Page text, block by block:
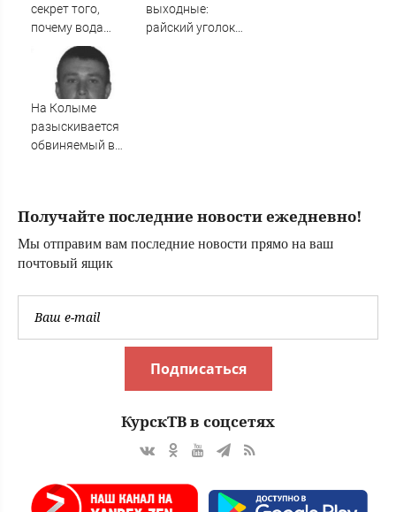
секрет того,
почему вода
проводит ток
выходные:
райский уголок
На Колыме
разыскивается
обвиняемый в
Получайте последние новости ежедневно!
Мы отправим вам последние новости прямо на ваш
почтовый ящик
Подписаться
КурскТВ в соцсетях